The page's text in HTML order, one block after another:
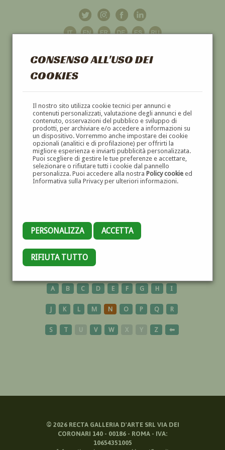
CONSENSO ALL'USO DEI
COOKIES
Il nostro sito utilizza cookie tecnici per annunci e
contenuti personalizzati, valutazione degli annunci e del
contenuto, osservazioni del pubblico e sviluppo di
prodotti, per archiviare e/o accedere a informazioni su
un dispositivo. Vorremmo anche impostare dei cookie
opzionali (analitici e di profilazione) per offrirti la
migliore esperienza e inviarti pubblicità personalizzata.
Puoi scegliere di gestire le tue preferenze e accettare,
selezionare o rifiutare tutti i cookie dal pannello
personalizza. Puoi accedere alla nostra Policy cookieed
Informativa sulla Privacy per ulteriori informazioni.
PERSONALIZZA ACCETTA
RIFIUTA TUTTO
GALLERIAD'ARTE
DIPINTI E SCULTURE '800 E '900
MULTIPLO
A B C D E F G H I
J K L M N O P Q R
S T U V W X Y Z ⬅
© 2026RECTA GALLERIA D'ARTE SRL VIA DEI
CORONARI 140 - 00186 - ROMA - IVA:
10654351005